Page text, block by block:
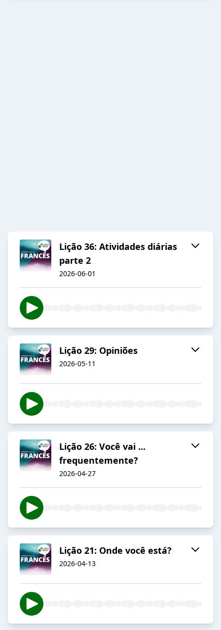
Lição 36: Atividades diárias
parte 2
2026-06-01
Lição 29: Opiniões
2026-05-11
Lição 26: Você vai ...
frequentemente?
2026-04-27
Lição 21: Onde você está?
2026-04-13